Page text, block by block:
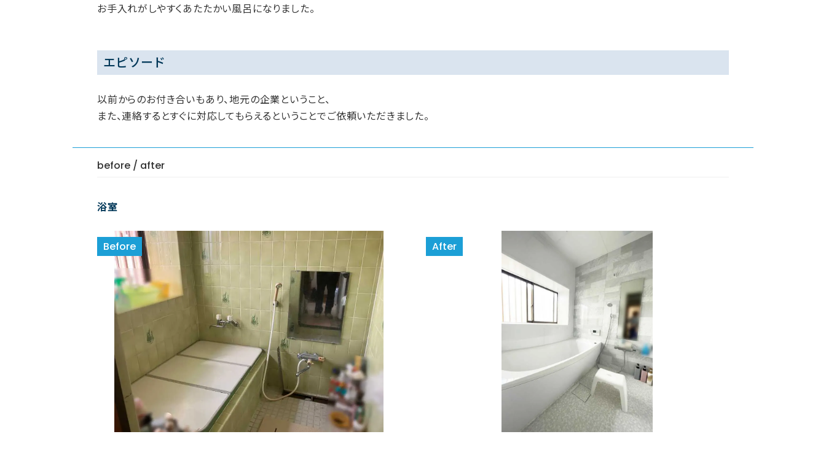
お手入れがしやすくあたたかい風呂になりました。
エピソード
以前からのお付き合いもあり、地元の企業ということ、
また、連絡するとすぐに対応してもらえるということでご依頼いただきました。
before / after
浴室